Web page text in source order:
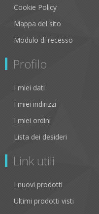
Cookie Policy
Mappa del sito
Modulo di recesso
Profilo
I miei dati
I miei indirizzi
I miei ordini
Lista dei desideri
Link utili
I nuovi prodotti
Ultimi prodotti visti